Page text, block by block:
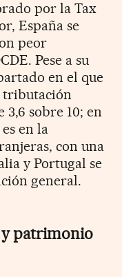
por la Tax
España se
peor
Pese a su
en el que
tributación
sobre 10; en
en la
con una
y Portugal se
general.
y patrimonio